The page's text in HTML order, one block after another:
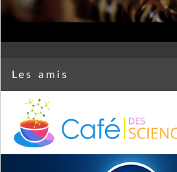
Les amis